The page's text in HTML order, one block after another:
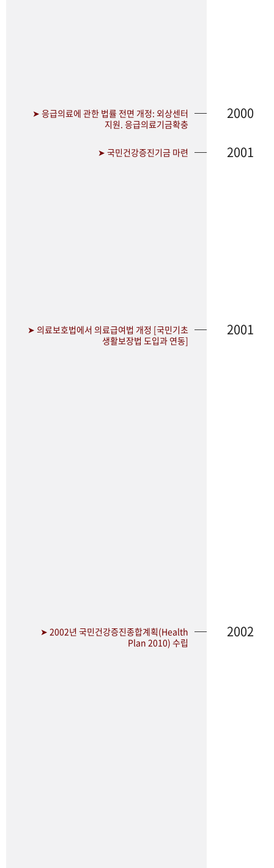
➤ 응급의료에 관한 법률 전면 개정: 외상센터
지원. 응급의료기금확충
2000
➤ 국민건강증진기금 마련 2001
➤ 의료보호법에서 의료급여법 개정 [국민기초
생활보장법 도입과 연동]
2001
➤ 2002년 국민건강증진종합계획(Health
Plan 2010) 수립
2002